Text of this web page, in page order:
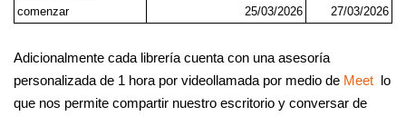
comenzar
25/03/2026 27/03/2026
Adicionalmente cada librería cuenta con una asesoría
personalizada de 1 hora por videollamada por medio de Meet lo
que nos permite compartir nuestro escritorio y conversar de